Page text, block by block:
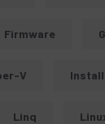
Firmware
V Install
Linq